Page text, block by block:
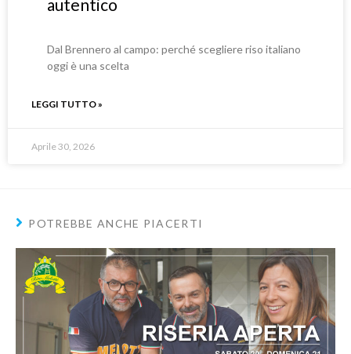
autentico
Dal Brennero al campo: perché scegliere riso italiano
oggi è una scelta
LEGGI TUTTO »
Aprile 30, 2026
POTREBBE ANCHE PIACERTI